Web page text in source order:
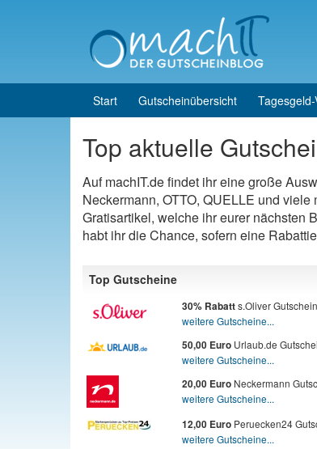
Start Gutscheinübersicht
Top aktuelle
Auf machIT.de findet ihr eine große
Neckermann, OTTO, QUELLE und
Gratisartikel, welche ihr eurer nächsten
habt ihr die Chance, sofern eine
Top Gutscheine
30% Rabatts.Oliver Gutschein
weitere Gutscheine...
50,00 Euro Urlaub.de
weitere Gutscheine...
20,00 Euro Neckermann
weitere Gutscheine...
12,00 Euro Peruecken24
weitere Gutscheine...